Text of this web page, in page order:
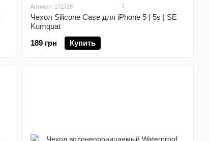
Артикул: 172728 1
Чехол Silicone Case для iPhone 5 | 5s | SE
Kumquat
189 грн
Купить